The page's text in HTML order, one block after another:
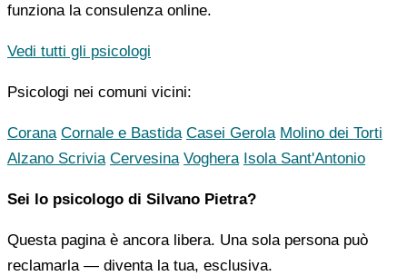
funziona la consulenza online.
Vedi tutti gli psicologi
Psicologi nei comuni vicini:
Corana Cornale e Bastida Casei Gerola Molino dei Torti
Alzano Scrivia Cervesina Voghera Isola Sant'Antonio
Sei lo psicologo di Silvano Pietra?
Questa pagina è ancora libera. Una sola persona può
reclamarla — diventa la tua, esclusiva.